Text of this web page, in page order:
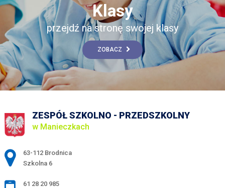
Klasy
przejdź na stronę swojej klasy
ZOBACZ
ZESPÓŁ SZKOLNO - PRZEDSZKOLNY
w Manieczkach
Adres pocztowy:
63-112 Brodnica
Szkolna 6
61 28 20 985